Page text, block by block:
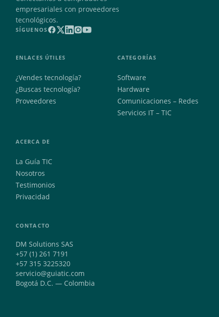
empresariales con proveedores
tecnológicos.
SÍGUENOS
ENLACES ÚTILES
¿Vendes tecnología?
¿Buscas tecnología?
Proveedores
CATEGORÍAS
Software
Hardware
Comunicaciones – Redes
Servicios IT – TIC
ACERCA DE
La Guía TIC
Nosotros
Testimonios
Privacidad
CONTACTO
DM Solutions SAS
+57 (1) 261 7191
+57 315 3225320
servicio@guiatic.com
Bogotá D.C. — Colombia